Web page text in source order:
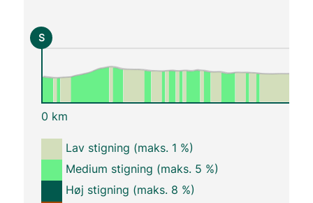
S
0 km
Lav stigning (maks. 1 %)
Medium stigning (maks. 5 %)
Høj stigning (maks. 8 %)